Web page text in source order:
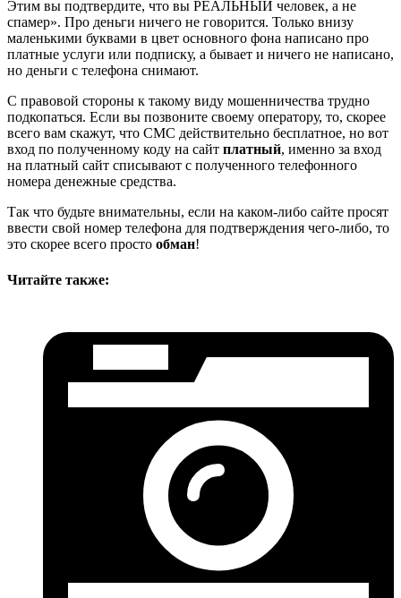
Этим вы подтвердите, что вы РЕАЛЬНЫЙ человек, а не
спамер». Про деньги ничего не говорится. Только внизу
маленькими буквами в цвет основного фона написано про
платные услуги или подписку, а бывает и ничего не написано,
но деньги с телефона снимают.
С правовой стороны к такому виду мошенничества трудно
подкопаться. Если вы позвоните своему оператору, то, скорее
всего вам скажут, что СМС действительно бесплатное, но вот
вход по полученному коду на сайт платный, именно за вход
на платный сайт списывают с полученного телефонного
номера денежные средства.
Так что будьте внимательны, если на каком-либо сайте просят
ввести свой номер телефона для подтверждения чего-либо, то
это скорее всего просто обман!
Читайте также: